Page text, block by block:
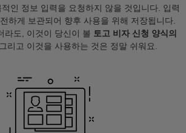
인 정보 입력을 요청하지 않을 것입니다. 입력
하게 보관되어 향후 사용을 위해 저장됩니다.
라도, 이것이 당신이 볼 토고 비자 신청 양식의
리고 이것을 사용하는 것은 정말 쉬워요.